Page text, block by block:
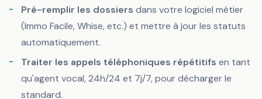
Pré-remplir les dossiers dans votre logiciel métier
(Immo Facile, Whise, etc.) et mettre à jour les statuts
automatiquement.
Traiter les appels téléphoniques répétitifs en tant
qu'agent vocal, 24h/24 et 7j/7, pour décharger le
standard.